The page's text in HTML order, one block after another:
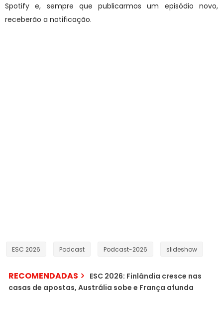
Spotify e, sempre que publicarmos um episódio novo,
receberão a notificação.
ESC 2026 Podcast Podcast-2026 slideshow
RECOMENDADAS
ESC 2026: Finlândia cresce nas
casas de apostas, Austrália sobe e França afunda